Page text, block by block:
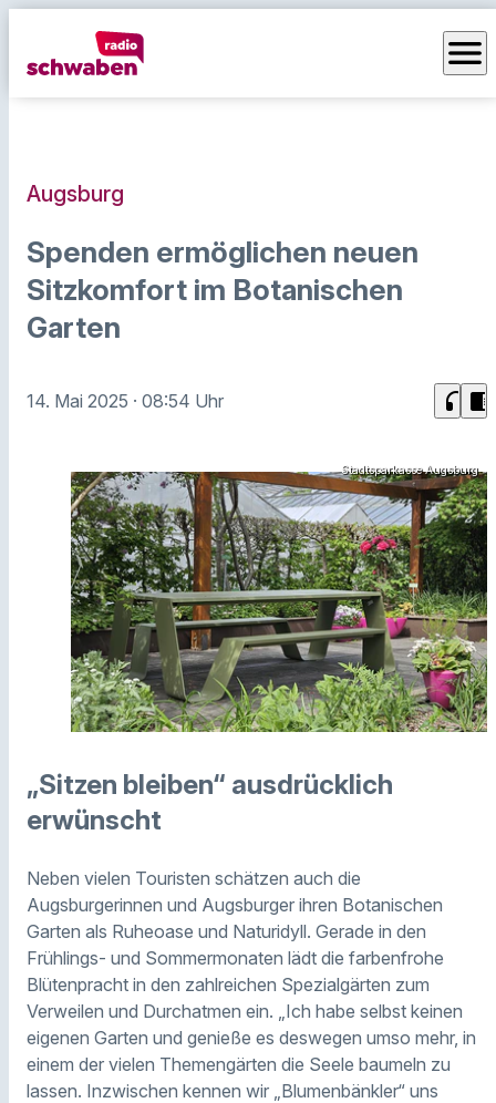
menu
Augsburg
Spenden ermöglichen neuen
Sitzkomfort im Botanischen
Garten
14. Mai 2025 · 08:54 Uhr headphones chrome_reader_mode
Stadtsparkasse Augsburg
„Sitzen bleiben“ ausdrücklich
erwünscht
Neben vielen Touristen schätzen auch die
Augsburgerinnen und Augsburger ihren Botanischen
Garten als Ruheoase und Naturidyll. Gerade in den
Frühlings- und Sommermonaten lädt die farbenfrohe
Blütenpracht in den zahlreichen Spezialgärten zum
Verweilen und Durchatmen ein. „Ich habe selbst keinen
eigenen Garten und genieße es deswegen umso mehr, in
einem der vielen Themengärten die Seele baumeln zu
lassen. Inzwischen kennen wir „Blumenbänkler“ uns